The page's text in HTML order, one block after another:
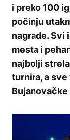
i preko 100
počinju
nagrade. Svi
mesta i
najbolji
turnira, a sve
Bujanovačke